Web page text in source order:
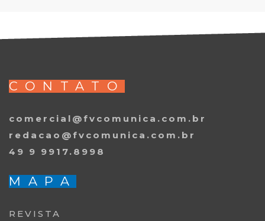
CONTATO
comercial@fvcomunica.com.br
redacao@fvcomunica.com.br
49 9 9917.8998
MAPA
REVISTA